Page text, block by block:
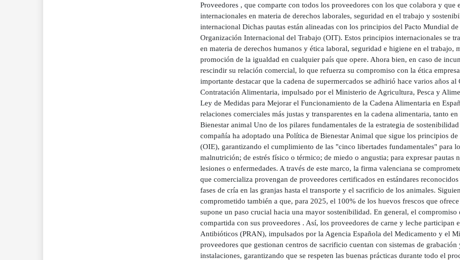
Proveedores , que comparte con todos los proveedores con los que colabora y que
internacionales en materia de derechos laborales, seguridad en el trabajo y
internacional Dichas pautas están alineadas con los principios del Pacto Mundial
Organización Internacional del Trabajo (OIT). Estos principios internacionales se
en materia de derechos humanos y ética laboral, seguridad e higiene en el trabajo,
promoción de la igualdad en cualquier país que opere. Ahora bien, en caso de
rescindir su relación comercial, lo que refuerza su compromiso con la ética
importante destacar que la cadena de supermercados se adhirió hace varios años
Contratación Alimentaria, impulsado por el Ministerio de Agricultura, Pesca y
Ley de Medidas para Mejorar el Funcionamiento de la Cadena Alimentaria en
relaciones comerciales más justas y transparentes en la cadena alimentaria, tanto
Bienestar animal Uno de los pilares fundamentales de la estrategia de
compañía ha adoptado una Política de Bienestar Animal que sigue los principios
(OIE), garantizando el cumplimiento de las "cinco libertades fundamentales" para
malnutrición; de estrés físico o térmico; de miedo o angustia; para expresar pautas
lesiones o enfermedades. A través de este marco, la firma valenciana se
que comercializa provengan de proveedores certificados en estándares
fases de cría en las granjas hasta el transporte y el sacrificio de los animales.
comprometido también a que, para 2025, el 100% de los huevos frescos que
supone un paso crucial hacia una mayor sostenibilidad. En general, el compromiso
compartida con sus proveedores . Así, los proveedores de carne y leche participan
Antibióticos (PRAN), impulsados por la Agencia Española del Medicamento y el
proveedores que gestionan centros de sacrificio cuentan con sistemas de
instalaciones, garantizando que se respeten las buenas prácticas durante todo el